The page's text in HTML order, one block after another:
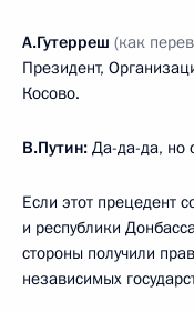
А.Гутерреш (как
Президент,
Косово.
В.Путин: Да-да-да, но
Если этот прецедент
и республики
стороны получили
независимых